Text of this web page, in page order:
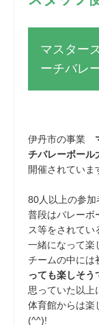
マスター
ーチバレ
伊丹市の事業
チバレーボール
開催されていま
80人以上の参
普段はバレーボ
ス等をされてい
一緒になって楽
チームの中には
っても楽しそう
思っていた以上
体育館からは楽
(^^)!